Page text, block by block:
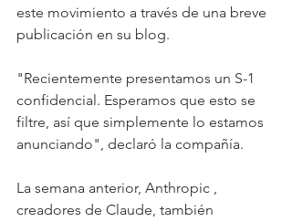
este movimiento a través de una breve
publicación en su blog.
"Recientemente presentamos un S-1
confidencial. Esperamos que esto se
filtre, así que simplemente lo estamos
anunciando", declaró la compañía.
La semana anterior, Anthropic ,
creadores de Claude, también